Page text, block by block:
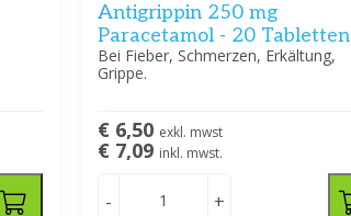
Antigrippin 250 mg
Paracetamol - 20 Tabletten
Bei Fieber, Schmerzen, Erkältung,
Grippe.
€ 6,50 exkl. mwst
€ 7,09 inkl. mwst.
- +